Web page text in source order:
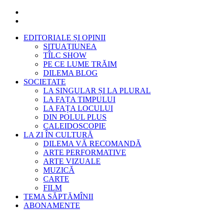
EDITORIALE ȘI OPINII
SITUAȚIUNEA
TÎLC SHOW
PE CE LUME TRĂIM
DILEMA BLOG
SOCIETATE
LA SINGULAR ȘI LA PLURAL
LA FAȚA TIMPULUI
LA FAȚA LOCULUI
DIN POLUL PLUS
CALEIDOSCOPIE
LA ZI ÎN CULTURĂ
DILEMA VĂ RECOMANDĂ
ARTE PERFORMATIVE
ARTE VIZUALE
MUZICĂ
CARTE
FILM
TEMA SĂPTĂMÎNII
ABONAMENTE